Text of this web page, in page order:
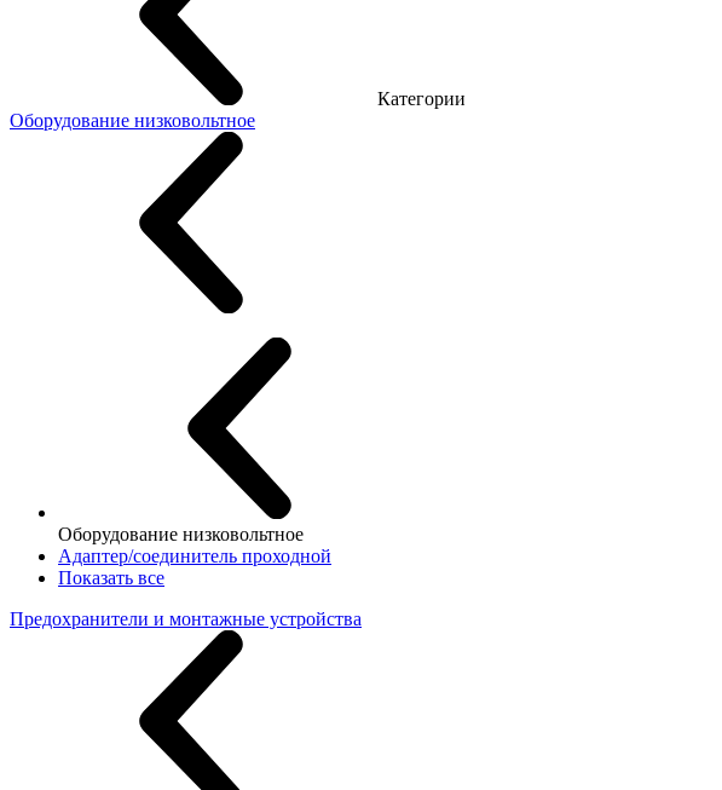
Категории
Оборудование низковольтное
Оборудование низковольтное
Адаптер/соединитель проходной
Показать все
Предохранители и монтажные устройства